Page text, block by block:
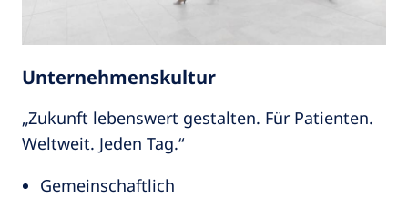
Unternehmenskultur
„Zukunft lebenswert gestalten. Für Patienten.
Weltweit. Jeden Tag.“
Gemeinschaftlich